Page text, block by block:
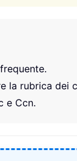
la rubrica dei
e Ccn.